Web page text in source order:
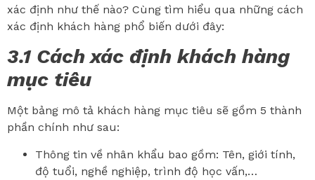
xác định như thế nào? Cùng tìm hiểu qua những cách
xác định khách hàng phổ biến dưới đây:
3.1 Cách xác định khách hàng
mục tiêu
Một bảng mô tả khách hàng mục tiêu sẽ gồm 5 thành
phần chính như sau:
Thông tin về nhân khẩu bao gồm: Tên, giới tính,
độ tuổi, nghề nghiệp, trình độ học vấn,…